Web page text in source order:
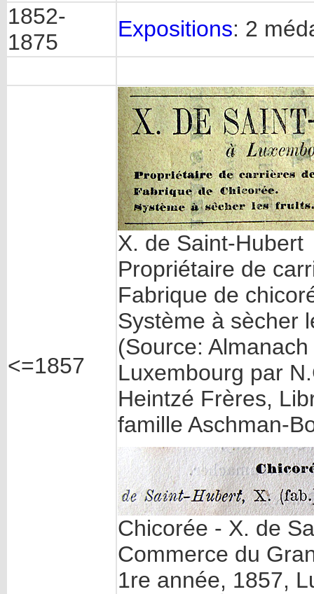
1852-
1875
Expositions: 2
<=1857
X. de Saint-Hubert
Propriétaire de
Fabrique de
Système à sècher
(Source:
Luxembourg par
Heintzé Frères,
famille Aschman-
Chicorée - X. de
Commerce du
1re année, 1857,